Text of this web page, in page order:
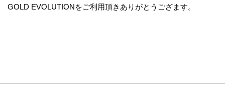
GOLD EVOLUTIONをご利用頂きありがとうござます。